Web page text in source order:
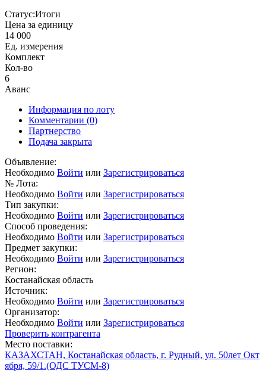
Статус:Итоги
Цена за единицу
14 000
Ед. измерения
Комплект
Кол-во
6
Аванс
Информация по лоту
Комментарии (0)
Партнерство
Подача закрыта
Объявление:
Необходимо Войти или Зарегистрироваться
№ Лота:
Необходимо Войти или Зарегистрироваться
Тип закупки:
Необходимо Войти или Зарегистрироваться
Способ проведения:
Необходимо Войти или Зарегистрироваться
Предмет закупки:
Необходимо Войти или Зарегистрироваться
Регион:
Костанайская область
Источник:
Необходимо Войти или Зарегистрироваться
Организатор:
Необходимо Войти или Зарегистрироваться
Проверить контрагента
Место поставки:
КАЗАХСТАН, Костанайская область, г. Рудный, ул. 50лет Окт
ября, 59/1.(ОДС ТУСМ-8)